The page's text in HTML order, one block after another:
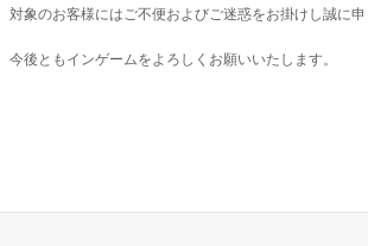
対象のお客様にはご不便およびご迷惑をお掛けし誠に申
今後ともインゲームをよろしくお願いいたします。